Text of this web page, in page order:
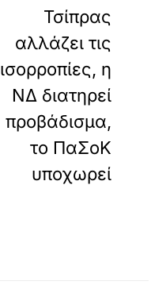
Τσίπρας
αλλάζει τις
ισορροπίες, η
ΝΔ διατηρεί
προβάδισμα,
το ΠαΣοΚ
υποχωρεί